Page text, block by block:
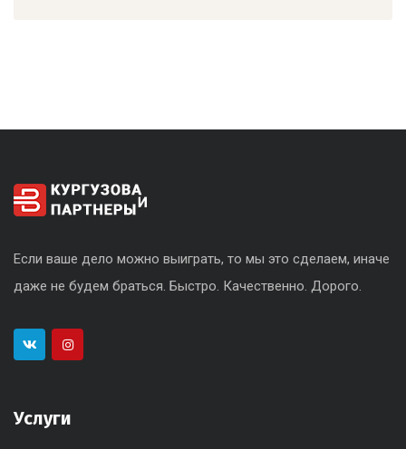
Если ваше дело можно выиграть, то мы это сделаем, иначе
даже не будем браться. Быстро. Качественно. Дорого.
Услуги